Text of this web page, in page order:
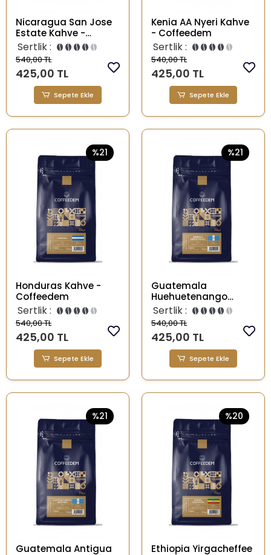
Nicaragua San Jose
Estate Kahve -
Coffeedem
Sertlik :
540,00 TL
425,00 TL
Sepete Ekle
Kenia AA Nyeri Kahve
- Coffeedem
Sertlik :
540,00 TL
425,00 TL
Sepete Ekle
%21
Honduras Kahve -
Coffeedem
Sertlik :
540,00 TL
425,00 TL
Sepete Ekle
%21
Guatemala
Huehuetenango
Kahve - Coffeedem
Sertlik :
540,00 TL
425,00 TL
Sepete Ekle
%21
Guatemala Antigua
%20
Ethiopia Yirgacheffee